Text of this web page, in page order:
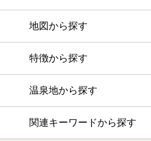
地図から探す
特徴から探す
温泉地から探す
関連キーワードから探す